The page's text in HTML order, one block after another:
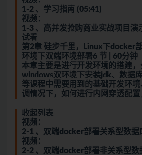
1-2 、学习指南 (05:41)
视频：
1-3 、高并发抢购商业实战项目演
试看
第2章 硅步千里，Linux下docker
环境下双端环境部署6 节 | 60分钟
本章主要是进行开发环境的搭建，
windows双环境下安装jdk、数据
等课程中需要用到的基础开发环
调情况下，如何进行内网穿透配
收起列表
视频：
2-1 、双端docker部署关系型数据
视频：
2-2 、双端docker部署非关系型数